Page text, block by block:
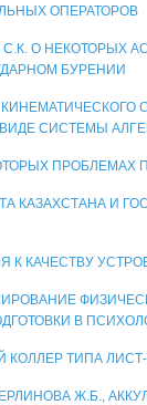
ОПЕРАТОРОВ
С.К. О НЕКОТОРЫХ
БУРЕНИИ
СИСТЕМЫ
КАЗАХСТАНА И
К КАЧЕСТВУ
В
ТИПА ЛИСТ-
Ж.Б.,